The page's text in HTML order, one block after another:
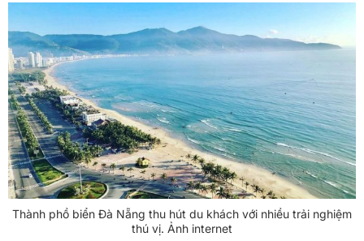
Thành phồ biển Đà Nẵng thu hút du khách với nhiều trải nghiệm
thú vị. Ảnh internet